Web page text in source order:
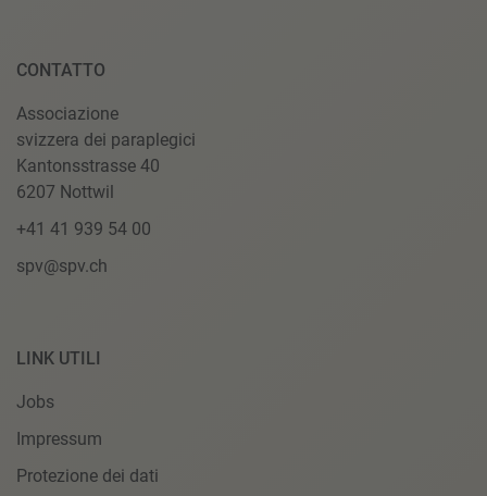
CONTATTO
Associazione
svizzera dei paraplegici
Kantonsstrasse 40
6207 Nottwil
+41 41 939 54 00
spv@spv.ch
LINK UTILI
Jobs
Impressum
Protezione dei dati